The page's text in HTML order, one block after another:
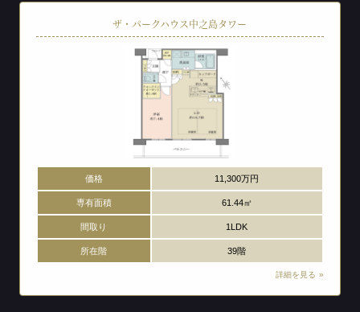
ザ・パークハウス中之島タワー
価格 11,300万円
専有面積 61.44㎡
間取り 1LDK
所在階 39階
詳細を見る